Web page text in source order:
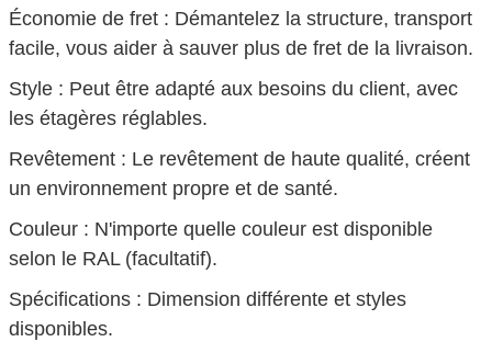
Économie de fret : Démantelez la structure, transport
facile, vous aider à sauver plus de fret de la livraison.
Style : Peut être adapté aux besoins du client, avec
les étagères réglables.
Revêtement : Le revêtement de haute qualité, créent
un environnement propre et de santé.
Couleur : N'importe quelle couleur est disponible
selon le RAL (facultatif).
Spécifications : Dimension différente et styles
disponibles.